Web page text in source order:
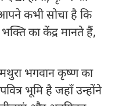
कभी सोचा है कि
का केंद्र मानते हैं,
भगवान कृष्ण का
भूमि है जहाँ उन्होंने